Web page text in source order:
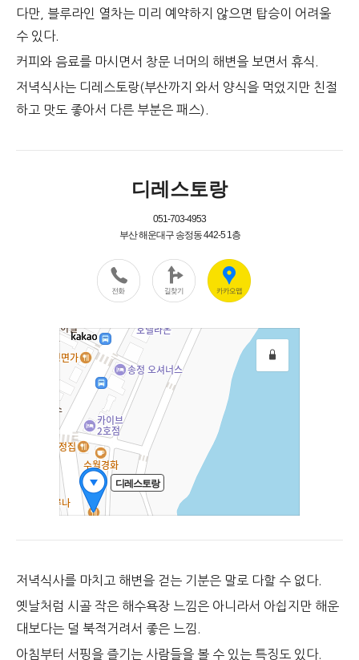
다만, 블루라인 열차는 미리 예약하지 않으면 탑승이 어려울
수 있다.
커피와 음료를 마시면서 창문 너머의 해변을 보면서 휴식.
저녁식사는 디레스토랑(부산까지 와서 양식을 먹었지만 친절
하고 맛도 좋아서 다른 부분은 패스).
저녁식사를 마치고 해변을 걷는 기분은 말로 다할 수 없다.
옛날처럼 시골 작은 해수욕장 느낌은 아니라서 아쉽지만 해운
대보다는 덜 북적거려서 좋은 느낌.
아침부터 서핑을 즐기는 사람들을 볼 수 있는 특징도 있다.